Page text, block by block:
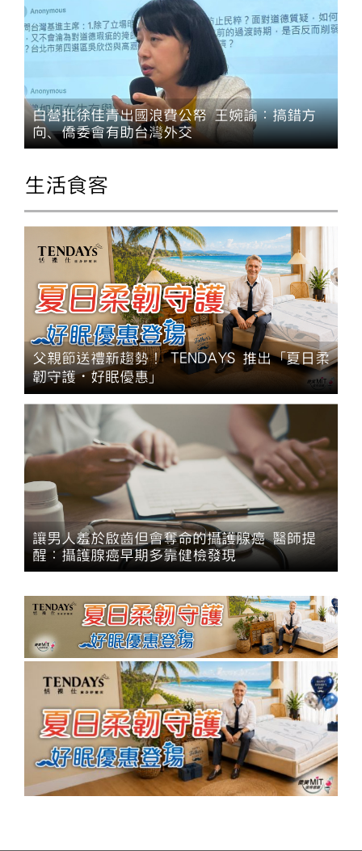
白營批徐佳青出國浪費公帑 王婉諭：搞錯方
向、僑委會有助台灣外交
生活食客
父親節送禮新趨勢！ TENDAYS 推出「夏日柔
韌守護・好眠優惠」
讓男人羞於啟齒但會奪命的攝護腺癌 醫師提
醒：攝護腺癌早期多靠健檢發現